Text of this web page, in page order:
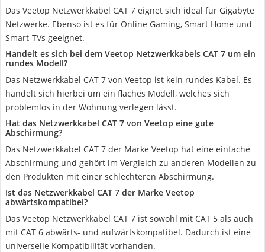
Das Veetop Netzwerkkabel CAT 7 eignet sich ideal für Gigabyte
Netzwerke. Ebenso ist es für Online Gaming, Smart Home und
Smart-TVs geeignet.
Handelt es sich bei dem Veetop Netzwerkkabels CAT 7 um ein
rundes Modell?
Das Netzwerkkabel CAT 7 von Veetop ist kein rundes Kabel. Es
handelt sich hierbei um ein flaches Modell, welches sich
problemlos in der Wohnung verlegen lässt.
Hat das Netzwerkkabel CAT 7 von Veetop eine gute
Abschirmung?
Das Netzwerkkabel CAT 7 der Marke Veetop hat eine einfache
Abschirmung und gehört im Vergleich zu anderen Modellen zu
den Produkten mit einer schlechteren Abschirmung.
Ist das Netzwerkkabel CAT 7 der Marke Veetop
abwärtskompatibel?
Das Veetop Netzwerkkabel CAT 7 ist sowohl mit CAT 5 als auch
mit CAT 6 abwärts- und aufwärtskompatibel. Dadurch ist eine
universelle Kompatibilität vorhanden.